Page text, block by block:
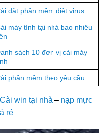
đặt phần mềm diệt virus
máy tính tại nhà bao nhiêu
sách 10 đơn vị cài máy
phần mềm theo yêu cầu.
Cài win tại nhà – nạp mực
rẻ